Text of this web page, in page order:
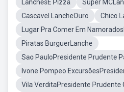
LanchesE Pizza
Super
Cascavel LancheOuro
Chico
Lugar Pra Comer Em
Piratas BurguerLanche
Sao PauloPresidente Prudente
Ivone Pompeo
Vila VerditaPresidente Prudente